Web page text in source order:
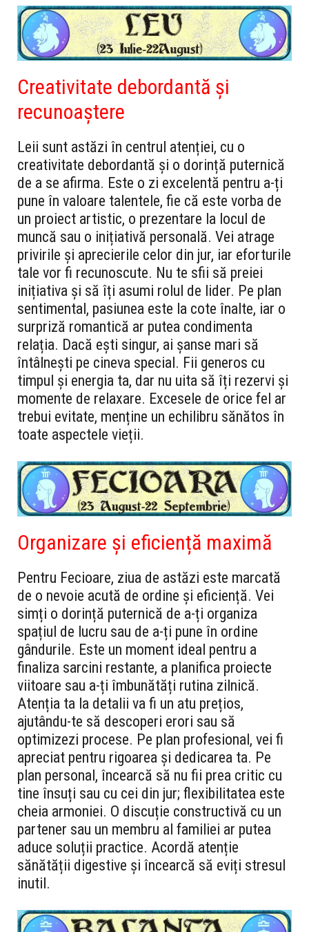
Creativitate debordantă și
recunoaștere
Leii sunt astăzi în centrul atenției, cu o
creativitate debordantă și o dorință puternică
de a se afirma. Este o zi excelentă pentru a-ți
pune în valoare talentele, fie că este vorba de
un proiect artistic, o prezentare la locul de
muncă sau o inițiativă personală. Vei atrage
privirile și aprecierile celor din jur, iar eforturile
tale vor fi recunoscute. Nu te sfii să preiei
inițiativa și să îți asumi rolul de lider. Pe plan
sentimental, pasiunea este la cote înalte, iar o
surpriză romantică ar putea condimenta
relația. Dacă ești singur, ai șanse mari să
întâlnești pe cineva special. Fii generos cu
timpul și energia ta, dar nu uita să îți rezervi și
momente de relaxare. Excesele de orice fel ar
trebui evitate, menține un echilibru sănătos în
toate aspectele vieții.
Organizare și eficiență maximă
Pentru Fecioare, ziua de astăzi este marcată
de o nevoie acută de ordine și eficiență. Vei
simți o dorință puternică de a-ți organiza
spațiul de lucru sau de a-ți pune în ordine
gândurile. Este un moment ideal pentru a
finaliza sarcini restante, a planifica proiecte
viitoare sau a-ți îmbunătăți rutina zilnică.
Atenția ta la detalii va fi un atu prețios,
ajutându-te să descoperi erori sau să
optimizezi procese. Pe plan profesional, vei fi
apreciat pentru rigoarea și dedicarea ta. Pe
plan personal, încearcă să nu fii prea critic cu
tine însuți sau cu cei din jur; flexibilitatea este
cheia armoniei. O discuție constructivă cu un
partener sau un membru al familiei ar putea
aduce soluții practice. Acordă atenție
sănătății digestive și încearcă să eviți stresul
inutil.